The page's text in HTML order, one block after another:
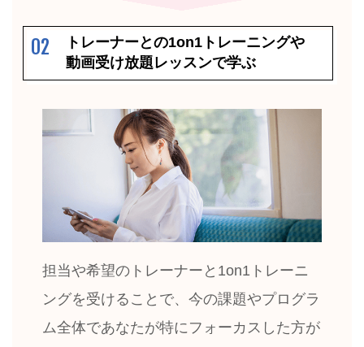
02
トレーナーとの1on1トレーニングや
動画受け放題レッスンで学ぶ
担当や希望のトレーナーと1on1トレーニ
ングを受けることで、今の課題やプログラ
ム全体であなたが特にフォーカスした方が